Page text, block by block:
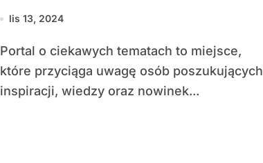
każdego
lis 13, 2024
Portal o ciekawych tematach to miejsce,
które przyciąga uwagę osób poszukujących
inspiracji, wiedzy oraz nowinek...